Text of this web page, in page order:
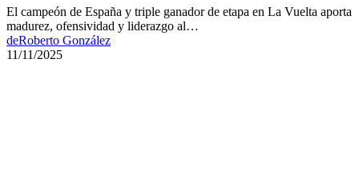
El campeón de España y triple ganador de etapa en La Vuelta aporta
madurez, ofensividad y liderazgo al…
deRoberto González
11/11/2025